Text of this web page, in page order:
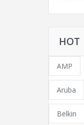
HOT
AMP
Aruba
Belkin